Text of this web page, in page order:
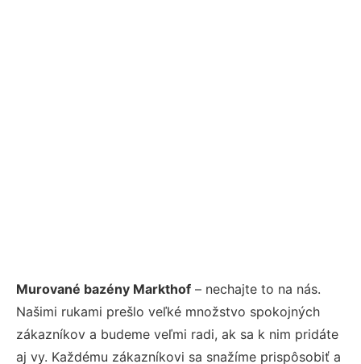
Murované bazény Markthof – nechajte to na nás.
Našimi rukami prešlo veľké množstvo spokojných
zákazníkov a budeme veľmi radi, ak sa k nim pridáte
aj vy. Každému zákazníkovi sa snažíme prispôsobiť a